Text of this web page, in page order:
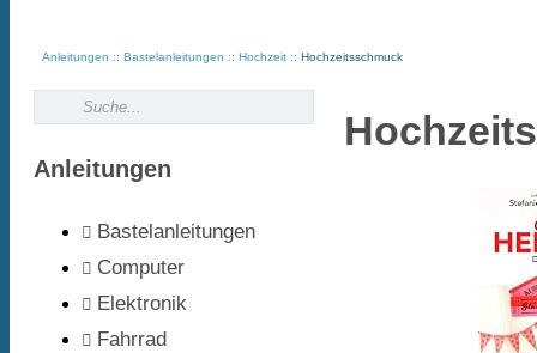
Anleitungen Bastelanleitungen Hochzeit Hochzeitsschmuck
Anleitungen
Bastelanleitungen
Computer
Elektronik
Fahrrad